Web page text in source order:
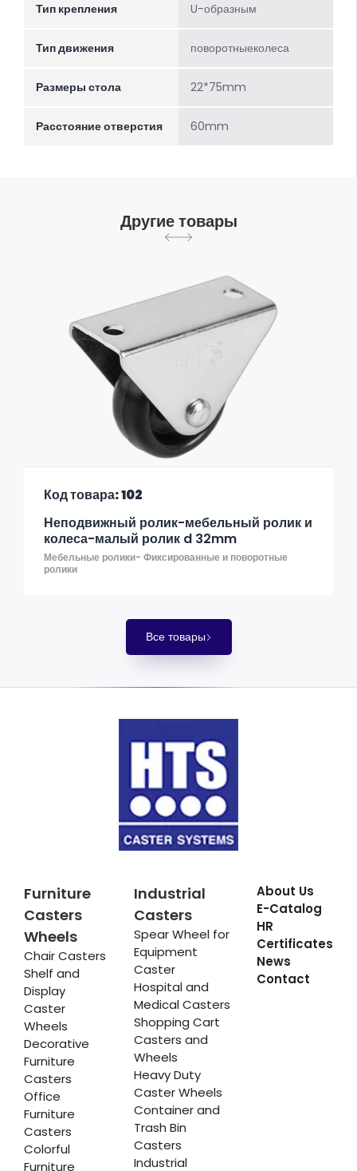
Тип крепления U-образным
Тип движения поворотныеколеса
Размеры стола 22*75mm
Расстояние отверстия 60mm
Другие товары
Код товара: 102
Неподвижный ролик-мебельный ролик и
колеса-малый ролик d 32mm
Мебельные ролики- Фиксированные и поворотные
ролики
Все товары
Furniture
Casters
Wheels
Chair Casters
Shelf and
Display
Caster
Wheels
Decorative
Furniture
Casters
Office
Furniture
Casters
Colorful
Furniture
Industrial
Casters
Spear Wheel for
Equipment
Caster
Hospital and
Medical Casters
Shopping Cart
Casters and
Wheels
Heavy Duty
Caster Wheels
Container and
Trash Bin
Casters
Industrial
About Us
E-Catalog
HR
Certificates
News
Contact